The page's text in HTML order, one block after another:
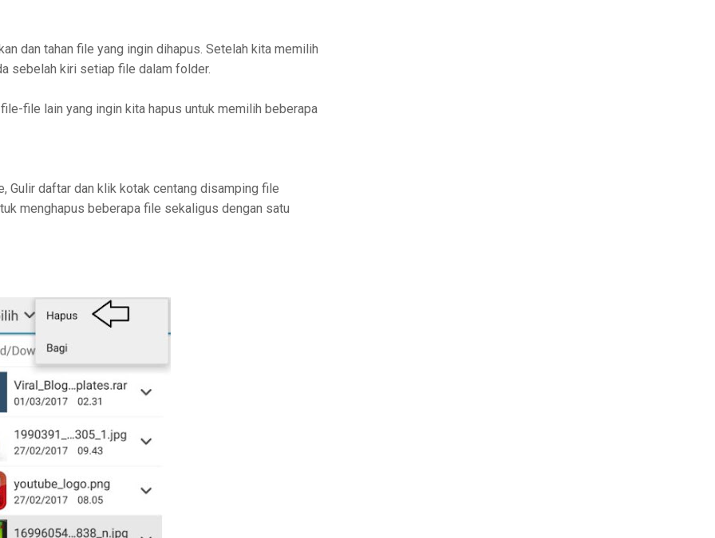
dan tahan file yang ingin dihapus. Setelah kita memilih
sebelah kiri setiap file dalam folder.
file lain yang ingin kita hapus untuk memilih beberapa
Gulir daftar dan klik kotak centang disamping file
menghapus beberapa file sekaligus dengan satu